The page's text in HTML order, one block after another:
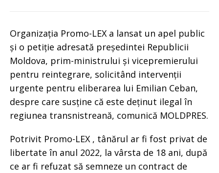
Organizația Promo-LEX a lansat un apel public
și o petiție adresată președintei Republicii
Moldova, prim-ministrului și vicepremierului
pentru reintegrare, solicitând intervenții
urgente pentru eliberarea lui Emilian Ceban,
despre care susține că este deținut ilegal în
regiunea transnistreană, comunică MOLDPRES.
Potrivit Promo-LEX , tânărul ar fi fost privat de
libertate în anul 2022, la vârsta de 18 ani, după
ce ar fi refuzat să semneze un contract de